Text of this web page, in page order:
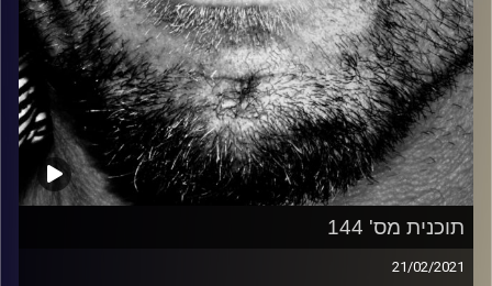
תוכנית מס' 144
21/02/2021